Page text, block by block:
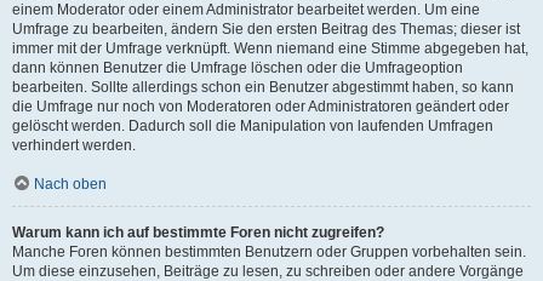
einem Moderator oder einem Administrator bearbeitet werden. Um eine
Umfrage zu bearbeiten, ändern Sie den ersten Beitrag des Themas; dieser ist
immer mit der Umfrage verknüpft. Wenn niemand eine Stimme abgegeben hat,
dann können Benutzer die Umfrage löschen oder die Umfrageoption
bearbeiten. Sollte allerdings schon ein Benutzer abgestimmt haben, so kann
die Umfrage nur noch von Moderatoren oder Administratoren geändert oder
gelöscht werden. Dadurch soll die Manipulation von laufenden Umfragen
verhindert werden.
Nach oben
Warum kann ich auf bestimmte Foren nicht zugreifen?
Manche Foren können bestimmten Benutzern oder Gruppen vorbehalten sein.
Um diese einzusehen, Beiträge zu lesen, zu schreiben oder andere Vorgänge